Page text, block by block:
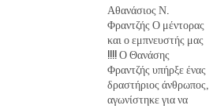
Αθανάσιος Ν.
Φραντζής Ο μέντορας
και ο εμπνευστής μας
!!!! Ο Θανάσης
Φραντζής υπήρξε ένας
δραστήριος άνθρωπος,
αγωνίστηκε για να